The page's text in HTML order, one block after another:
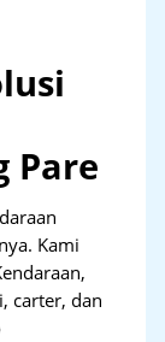
Pare
Kami
carter, dan